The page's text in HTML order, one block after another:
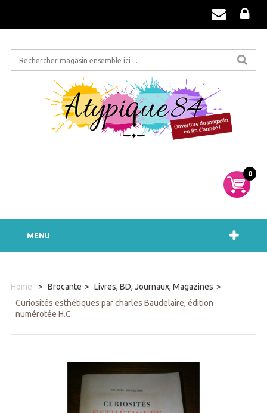
0
MENU
Home > Brocante > Livres, BD, Journaux, Magazines >
Curiosités esthétiques par charles Baudelaire, édition
numérotée H.C.